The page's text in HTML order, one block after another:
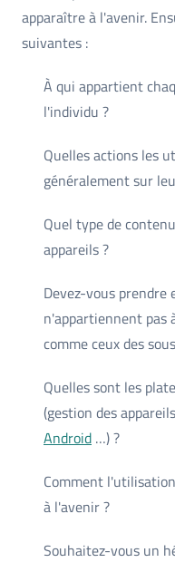
apparaître à l'avenir.
suivantes :
À qui appartient
l'individu ?
Quelles actions les
généralement sur
Quel type de
appareils ?
Devez-vous prendre
n'appartiennent pas
comme ceux des
Quelles sont les
(gestion des
Android …) ?
Comment
à l'avenir ?
Souhaitez-vous un